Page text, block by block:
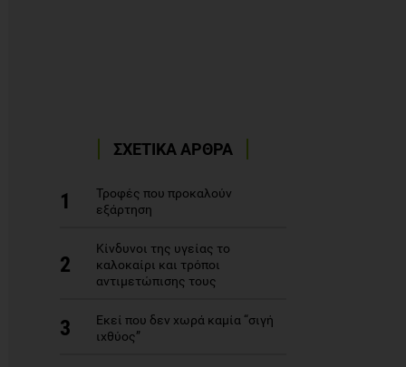
ΣΧΕΤΙΚΑ ΑΡΘΡΑ
1
Τροφές που προκαλούν
εξάρτηση
2
Κίνδυνοι της υγείας το
καλοκαίρι και τρόποι
αντιμετώπισης τους
3
Εκεί που δεν χωρά καμία “σιγή
ιχθύος”